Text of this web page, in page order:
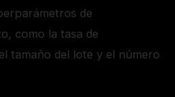
de
como la tasa de
tamaño del lote y el número